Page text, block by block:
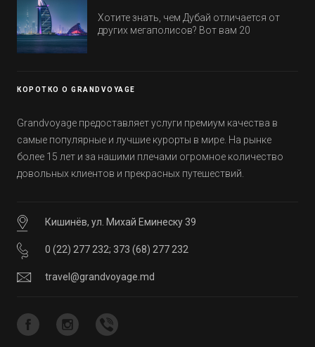
Хотите знать, чем Дубай отличается от
других мегаполисов? Вот вам 20
КОРОТКО О GRANDVOYAGE
Grandvoyage предоставляет услуги премиум качества в
самые популярные и лучшие курорты в мире. На рынке
более 15 лет и за нашими плечами огромное количество
довольных клиентов и прекрасных путешествий.
Кишинёв, ул. Михай Еминеску 39
0 (22) 277 232; 373 (68) 277 232
travel@grandvoyage.md